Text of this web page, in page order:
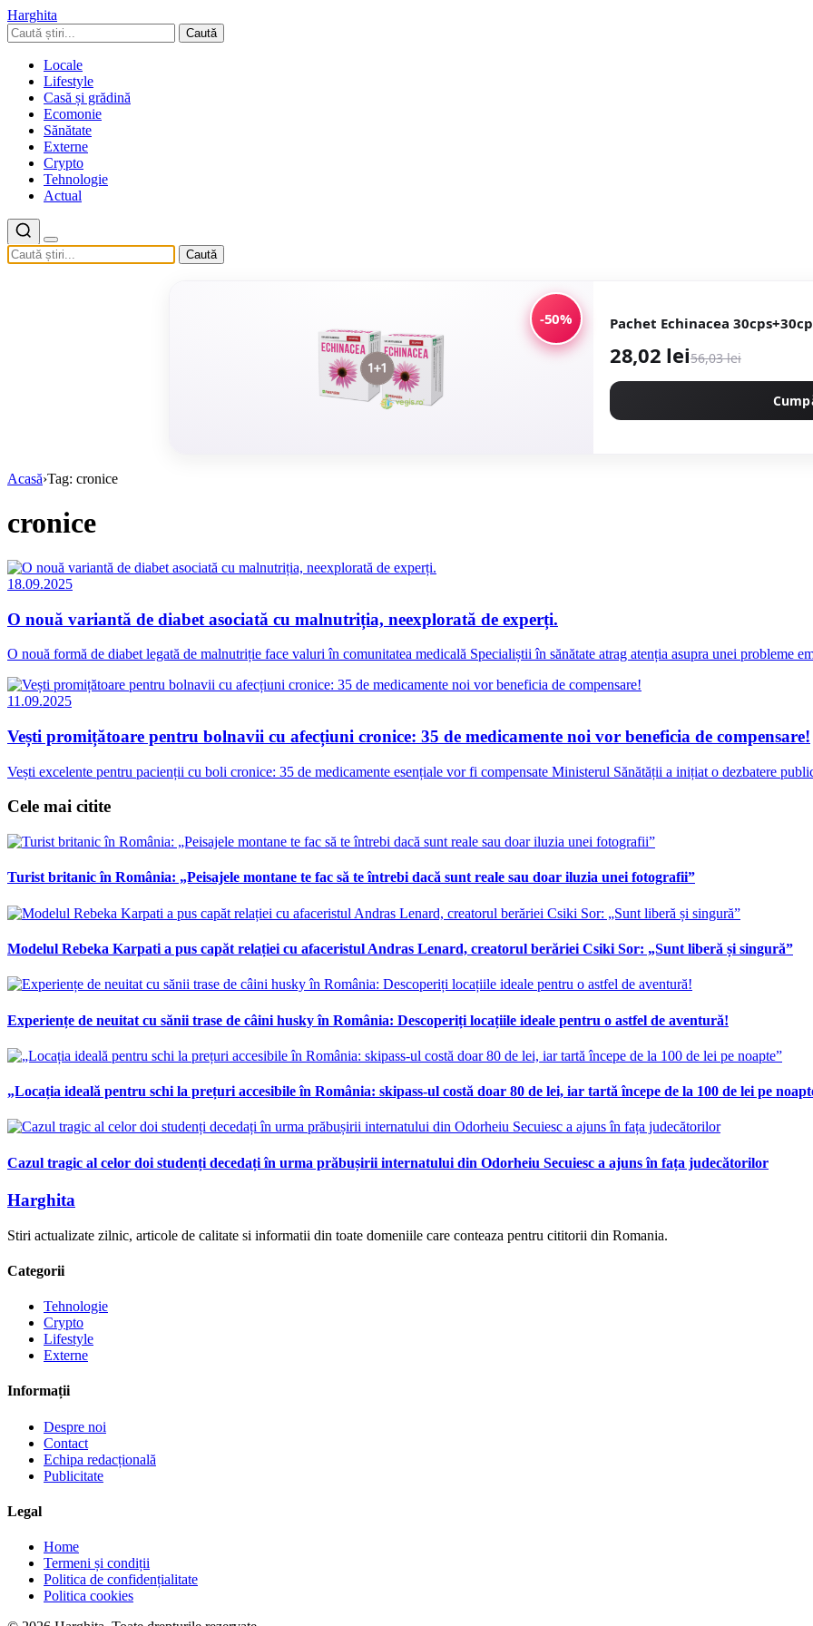
Harghita
Caută
Locale
Lifestyle
Casă și grădină
Ecomonie
Sănătate
Externe
Crypto
Tehnologie
Actual
Caută
-50% Pachet Echinacea
28,02 lei56,03 lei
Acasă›Tag: cronice
cronice
18.09.2025
O nouă variantă de diabet asociată cu malnutriția, neexplorată de experți.
O nouă formă de diabet legată de malnutriție face valuri în comunitatea medicală Specialiștii în sănătate atrag atenția asupra unei probleme
11.09.2025
Vești promițătoare pentru bolnavii cu afecțiuni cronice: 35 de medicamente noi vor beneficia de compensare!
Vești excelente pentru pacienții cu boli cronice: 35 de medicamente esențiale vor fi compensate Ministerul Sănătății a inițiat o dezbatere
Cele mai citite
Turist britanic în România: „Peisajele montane te fac să te întrebi dacă sunt reale sau doar iluzia unei fotografii”
Modelul Rebeka Karpati a pus capăt relației cu afaceristul Andras Lenard, creatorul berăriei Csiki Sor: „Sunt liberă și singură”
Experiențe de neuitat cu sănii trase de câini husky în România: Descoperiți locațiile ideale pentru o astfel de aventură!
„Locația ideală pentru schi la prețuri accesibile în România: skipass-ul costă doar 80 de lei, iar tartă începe de la 100 de lei pe
Cazul tragic al celor doi studenți decedați în urma prăbușirii internatului din Odorheiu Secuiesc a ajuns în fața judecătorilor
Harghita
Stiri actualizate zilnic, articole de calitate si informatii din toate domeniile care conteaza pentru cititorii din Romania.
Categorii
Tehnologie
Crypto
Lifestyle
Externe
Informații
Despre noi
Contact
Echipa redacțională
Publicitate
Legal
Home
Termeni și condiții
Politica de confidențialitate
Politica cookies